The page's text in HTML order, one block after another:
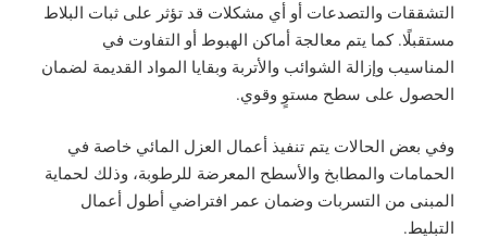
التشققات والتصدعات أو أي مشكلات قد تؤثر على ثبات البلاط
مستقبلًا. كما يتم معالجة أماكن الهبوط أو التفاوت في
المناسيب وإزالة الشوائب والأتربة وبقايا المواد القديمة لضمان
الحصول على سطح مستوٍ وقوي.
وفي بعض الحالات يتم تنفيذ أعمال العزل المائي خاصة في
الحمامات والمطابخ والأسطح المعرضة للرطوبة، وذلك لحماية
المبنى من التسربات وضمان عمر افتراضي أطول أعمال
التبليط.